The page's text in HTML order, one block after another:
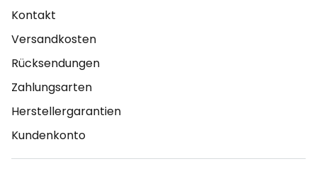
Kontakt
Versandkosten
Rücksendungen
Zahlungsarten
Herstellergarantien
Kundenkonto